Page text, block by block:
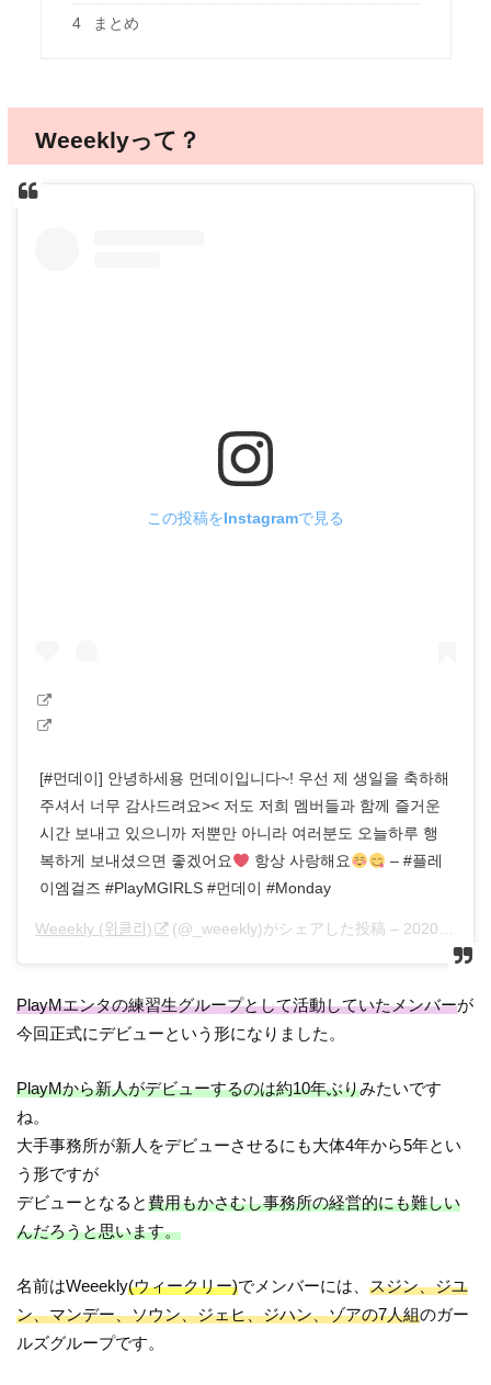
4 まとめ
Weeeklyって？
この投稿をInstagramで見る
[#먼데이] 안녕하세용 먼데이입니다~! 우선 제 생일을 축하해
주셔서 너무 감사드려요>< 저도 저희 멤버들과 함께 즐거운
시간 보내고 있으니까 저뿐만 아니라 여러분도 오늘하루 행
복하게 보내셨으면 좋겠어요
항상 사랑해요
– #플레
이엠걸즈 #PlayMGIRLS #먼데이 #Monday
Weeekly (위클리) (@_weeekly)がシェアした投稿 – 2020年 5月月9日午後10時04分PDT
PlayMエンタの練習生グループとして活動していたメンバーが
今回正式にデビューという形になりました。
PlayMから新人がデビューするのは約10年ぶりみたいです
ね。
大手事務所が新人をデビューさせるにも大体4年から5年とい
う形ですが
デビューとなると費用もかさむし事務所の経営的にも難しい
んだろうと思います。
名前はWeeekly(ウィークリー)でメンバーには、スジン、ジユ
ン、マンデー、ソウン、ジェヒ、ジハン、ゾアの7人組のガー
ルズグループです。